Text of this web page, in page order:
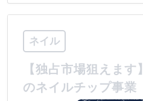
ネイル
【独占市場狙えます
のネイルチップ事業